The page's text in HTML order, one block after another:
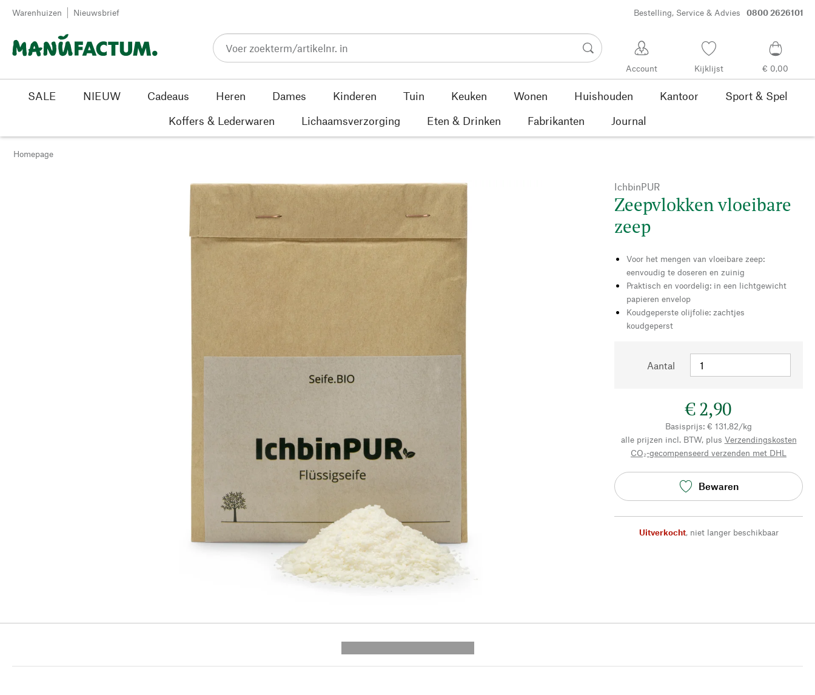
Passer au contenu
Warenhuizen Nieuwsbrief Bestelling, Service & Advies 0800 2626101
Account Kijklijst € 0,00
SALE NIEUW Cadeaus Heren Dames Kinderen Tuin Keuken Wonen Huishouden Kantoor
Sport & Spel
Koffers & Lederwaren
Lichaamsverzorging Eten & Drinken Fabrikanten Journal
Homepage
IchbinPUR
Zeepvlokken vloeibare
zeep
Voor het mengen van vloeibare zeep:
eenvoudig te doseren en zuinig
Praktisch en voordelig: in een lichtgewicht
papieren envelop
Koudgeperste olijfolie: zachtjes
koudgeperst
Aantal
€ 2,90
Basisprijs: € 131,82/kg
alle prijzen incl. BTW, plus Verzendingskosten
CO₂-gecompenseerd verzenden met DHL
Bewaren
Uitverkocht, niet langer beschikbaar